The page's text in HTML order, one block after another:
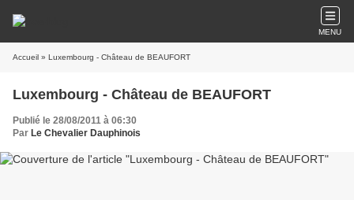
MENU
Accueil » Luxembourg - Château de BEAUFORT
Luxembourg - Château de BEAUFORT
Publié le 28/08/2011 à 06:30
Par Le Chevalier Dauphinois